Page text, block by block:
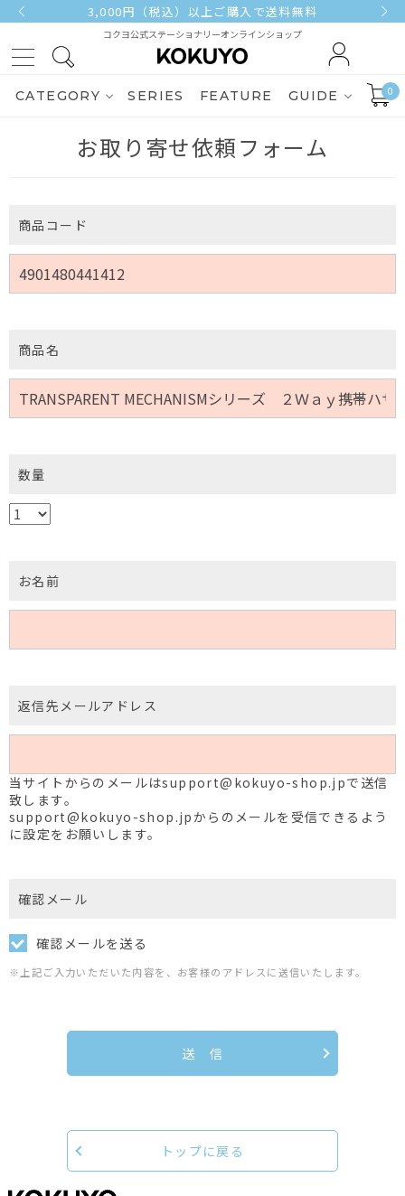
3,000円（税込）以上ご購入で送料無料
コクヨ公式ステーショナリーオンラインショップ
CATEGORY SERIES FEATURE GUIDE 0
お取り寄せ依頼フォーム
商品コード
商品名
数量
お名前
返信先メールアドレス
当サイトからのメールはsupport@kokuyo-shop.jpで送信
致します。
support@kokuyo-shop.jpからのメールを受信できるよう
に設定をお願いします。
確認メール
確認メールを送る
※上記ご入力いただいた内容を、お客様のアドレスに送信いたします。
送 信
トップに戻る